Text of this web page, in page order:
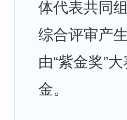
体代表共同
综合评审产
由“紫金奖”
金。